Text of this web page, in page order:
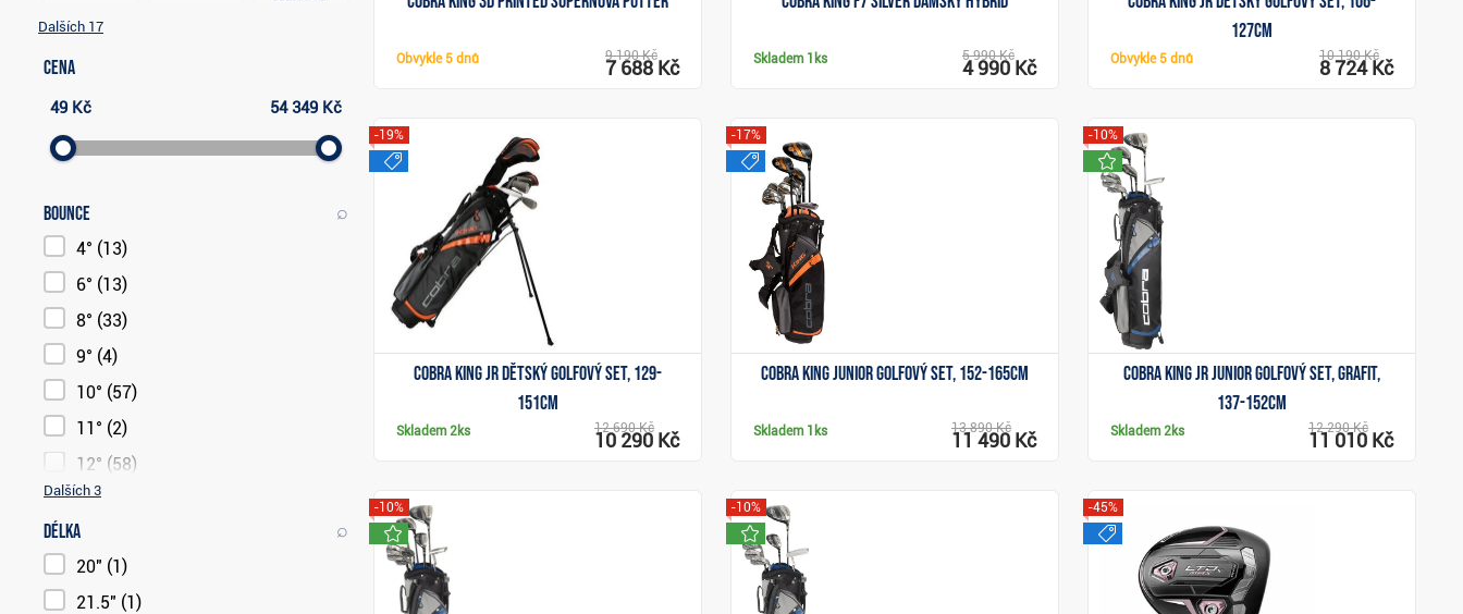
Obvykle 5 dnů 9 190 Kč
7 688 Kč Skladem 1ks 5 990 Kč
4 990 Kč
127cm
Obvykle 5 dnů 10 190 Kč
8 724 Kč
Cobra King JR dětský golfový set, 129-
151cm
-19%
výprodej
Skladem2ks 12 690 Kč
10 290 Kč
Zobrazit
Cobra King Junior golfový set, 152-165cm
-17%
výprodej
Skladem 1ks 13 890 Kč
11 490 Kč
Cobra KING JR junior golfový set, grafit,
137-152cm
-10%
novinka
Skladem2ks 12 290 Kč
11 010 Kč
-10%
novinka
-10%
novinka
-45%
výprodej
Zobrazit
Dalších 17
Cena
49 Kč 54 349 Kč
Bounce ⌕
4° (13)
6° (13)
8° (33)
9° (4)
10° (57)
11° (2)
12° (58)
Dalších 3
Délka ⌕
20" (1)
21.5" (1)